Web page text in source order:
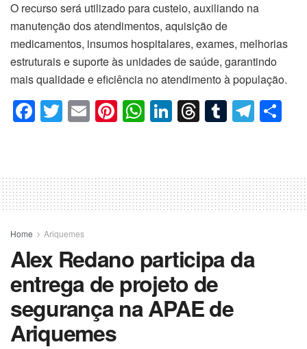
O recurso será utilizado para custeio, auxiliando na
manutenção dos atendimentos, aquisição de
medicamentos, insumos hospitalares, exames, melhorias
estruturais e suporte às unidades de saúde, garantindo
mais qualidade e eficiência no atendimento à população.
F
a
e
b
o
o
k
T
wi
er
E
m
Pi
nt
e
st
W
h
s
A
p
Li
n
e
dI
n
T
hr
a
d
s
T
u
bl
r
T
el
gr
a
m
p
ar
til
Home Ariquemes
Alex Redano participa da
entrega de projeto de
segurança na APAE de
Ariquemes